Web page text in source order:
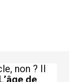
non ? Il